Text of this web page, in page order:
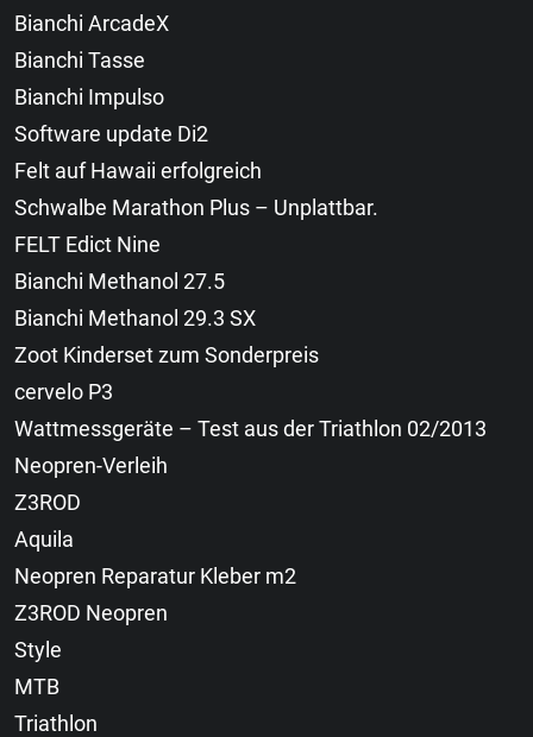
Bianchi ArcadeX
Bianchi Tasse
Bianchi Impulso
Software update Di2
Felt auf Hawaii erfolgreich
Schwalbe Marathon Plus – Unplattbar.
FELT Edict Nine
Bianchi Methanol 27.5
Bianchi Methanol 29.3 SX
Zoot Kinderset zum Sonderpreis
cervelo P3
Wattmessgeräte – Test aus der Triathlon 02/2013
Neopren-Verleih
Z3ROD
Aquila
Neopren Reparatur Kleber m2
Z3ROD Neopren
Style
MTB
Triathlon